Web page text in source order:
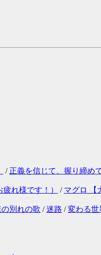
/ 正義を信じて、握り締め
れ様です！） / マグロ 【
別れの歌 /迷路 /変わる世